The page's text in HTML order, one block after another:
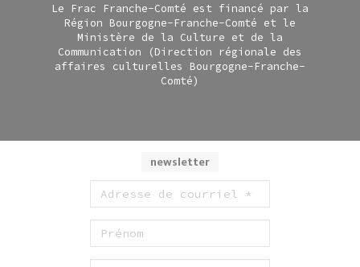
newsletter
Le Frac Franche-Comté est financé par la
Région Bourgogne-Franche-Comté et le
Ministère de la Culture et de la
Communication (Direction régionale des
affaires culturelles Bourgogne-Franche-
Comté)